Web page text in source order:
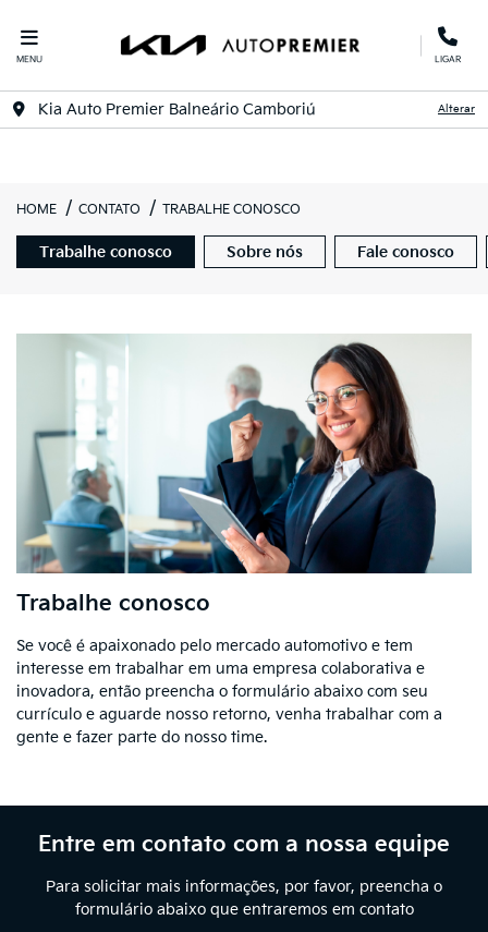
MENU LIGAR
Kia Auto Premier Balneário Camboriú Alterar
HOME CONTATO TRABALHE CONOSCO
Sobre nós Fale conosco
Trabalhe conosco
Trabalhe conosco
Se você é apaixonado pelo mercado automotivo e tem
interesse em trabalhar em uma empresa colaborativa e
inovadora, então preencha o formulário abaixo com seu
currículo e aguarde nosso retorno, venha trabalhar com a
gente e fazer parte do nosso time.
Entre em contato com a nossa equipe
Para solicitar mais informações, por favor, preencha o
formulário abaixo que entraremos em contato